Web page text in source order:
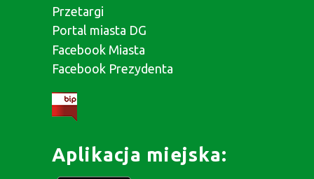
Przetargi
Portal miasta DG
Facebook Miasta
Facebook Prezydenta
Aplikacja miejska: